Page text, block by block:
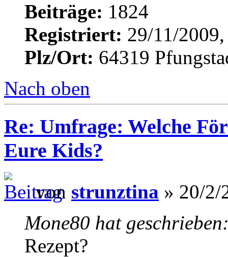
Beiträge: 1824
Registriert: 29/11/
Plz/Ort: 64319
Nach oben
Re: Umfrage: Welche
Eure Kids?
von strunztina » 20/2/
Mone80 hat
Rezept?